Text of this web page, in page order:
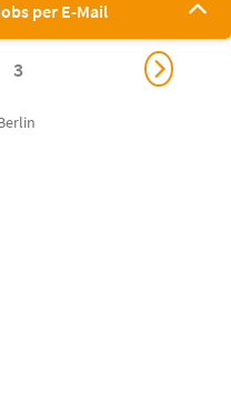
per E-Mail
3